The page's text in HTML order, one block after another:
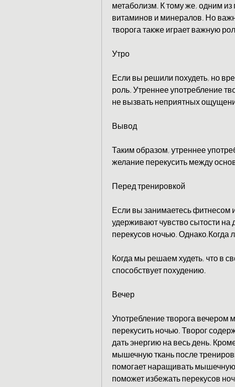
метаболизм. К тому же, одним из
витаминов и минералов. Но
творога также играет важную
Утро
Если вы решили похудеть, но
роль. Утреннее употребление
не вызвать неприятных
Вывод
Таким образом, утреннее
желание перекусить между
Перед тренировкой
Если вы занимаетесь фитнесом
удерживают чувство сытости
перекусов ночью. Однако,Когда
Когда мы решаем худеть, что в
способствует похудению.
Вечер
Употребление творога вечером
перекусить ночью. Творог
дать энергию на весь день.
мышечную ткань после
помогает наращивать мышечную
поможет избежать перекусов